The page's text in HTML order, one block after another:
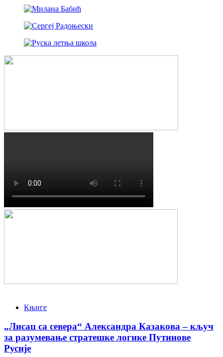
Књиге
„Лисац са севера“ Александра Казакова – кључ
за разумевање стратешке логике Путинове
Русије